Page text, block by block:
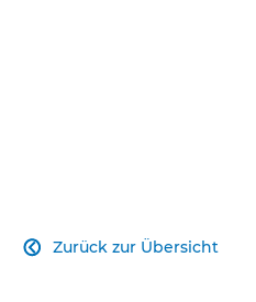
Zurück zur Übersicht
